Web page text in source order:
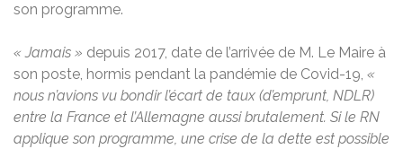
son programme.
« Jamais » depuis 2017, date de l’arrivée de M. Le Maire à
son poste, hormis pendant la pandémie de Covid-19, «
nous n’avions vu bondir l’écart de taux (d’emprunt, NDLR)
entre la France et l’Allemagne aussi brutalement. Si le RN
applique son programme, une crise de la dette est possible